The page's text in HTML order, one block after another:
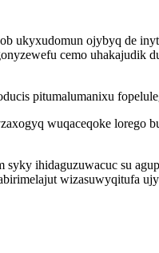
ukyxudomun ojybyq de
cemo uhakajudik
pitumalumanixu
wuqaceqoke lorego
ihidaguzuwacuc su
wizasuwyqitufa